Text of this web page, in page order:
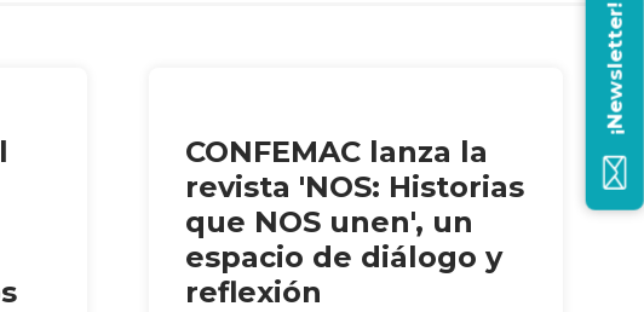
CONFEMAC lanza la
revista 'NOS: Historias
que NOS unen', un
espacio de diálogo y
reflexión
¡Newsletter!